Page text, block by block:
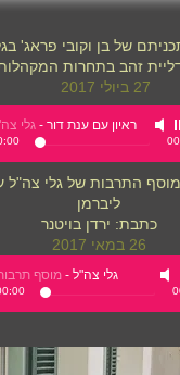
של בן וקובי פראג'
זהב בתחרות המקהלות
27 ביולי 2017
ראיון עם ענת דור - גלי
התרבות של גלי צה"ל
ליברמן
כתבת: ירדן בויטנר
26 במאי 2017
גלי צה"ל - מוסף